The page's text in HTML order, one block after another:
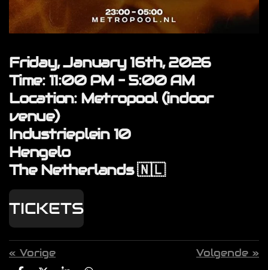
Friday, January 16th, 2026
Time:11:00 PM – 5:00 AM
Location:Metropool (indoor
venue)
Industrieplein 10
Hengelo
The Netherlands 🇳🇱
TICKETS
« Vorige Volgende »